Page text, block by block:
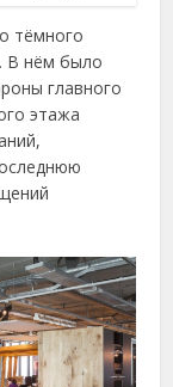
тёмного
В нём было
главного
этажа